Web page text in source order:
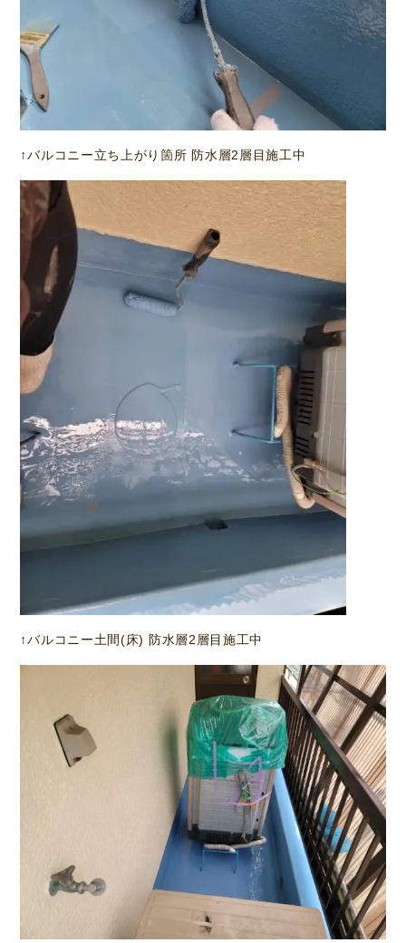
↑バルコニー立ち上がり箇所 防水層2層目施工中
↑バルコニー土間(床) 防水層2層目施工中